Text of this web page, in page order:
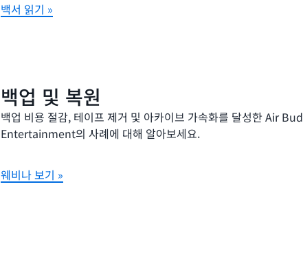
백서 읽기 »
백업 및 복원
백업 비용 절감, 테이프 제거 및 아카이브 가속화를 달성한 Air Bud
Entertainment의 사례에 대해 알아보세요.
웨비나 보기 »